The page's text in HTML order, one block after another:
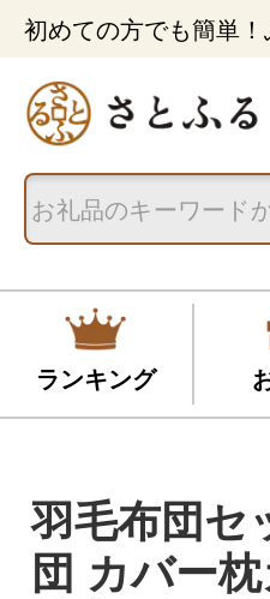
初めての方でも簡単
ランキング
羽毛布団セ
団 カバー